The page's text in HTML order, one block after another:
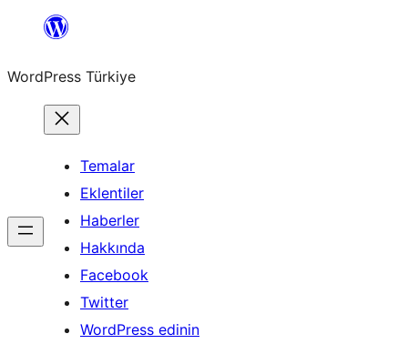
İçeriğe
WordPress Türkiye
Temalar
Eklentiler
Haberler
Hakkında
Facebook
Twitter
WordPress edinin